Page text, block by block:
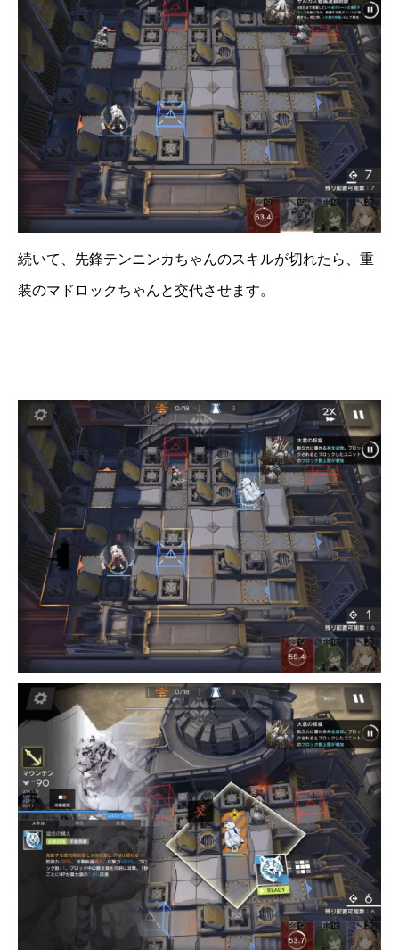
続いて、先鋒テンニンカちゃんのスキルが切れたら、重
装のマドロックちゃんと交代させます。